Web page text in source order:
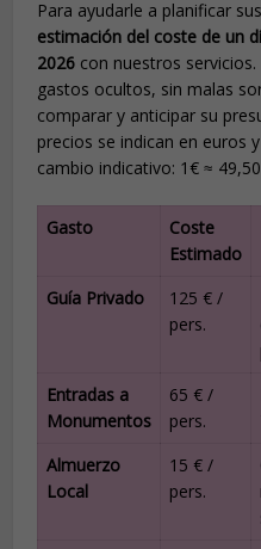
Para ayudarle a planificar
estimación del coste de un
2026 con nuestros
gastos ocultos, sin malas
comparar y anticipar su
precios se indican en euros
cambio indicativo: 1€ ≈
Gasto
Coste
Estimado
Guía Privado
125 € /
pers.
Entradas a
Monumentos
65 € /
pers.
Almuerzo
Local
15 € /
pers.